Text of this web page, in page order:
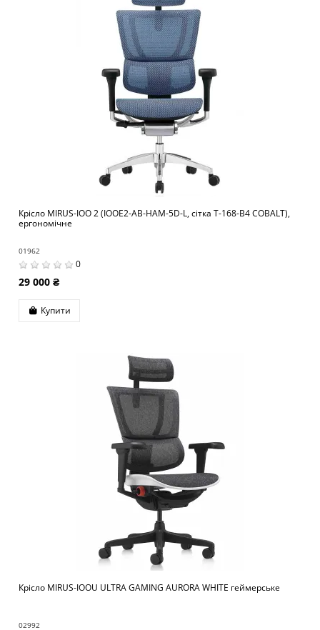
Крісло MIRUS-IOO 2 (IOOE2-AB-HAM-5D-L, сітка Т-168-B4 COBALT),
ергономічне
01962
0
29 000 ₴
Купити
Крісло MIRUS-IOOU ULTRA GAMING AURORA WHITE геймерське
02992